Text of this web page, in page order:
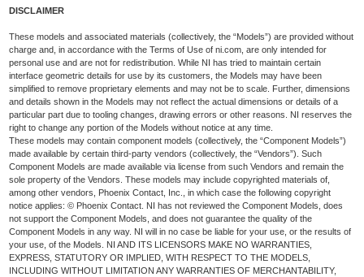
DISCLAIMER
These models and associated materials (collectively, the “Models”) are provided without
charge and, in accordance with the Terms of Use of ni.com, are only intended for
personal use and are not for redistribution. While NI has tried to maintain certain
interface geometric details for use by its customers, the Models may have been
simplified to remove proprietary elements and may not be to scale. Further, dimensions
and details shown in the Models may not reflect the actual dimensions or details of a
particular part due to tooling changes, drawing errors or other reasons. NI reserves the
right to change any portion of the Models without notice at any time.
These models may contain component models (collectively, the “Component Models”)
made available by certain third-party vendors (collectively, the “Vendors”). Such
Component Models are made available via license from such Vendors and remain the
sole property of the Vendors. These models may include copyrighted materials of,
among other vendors, Phoenix Contact, Inc., in which case the following copyright
notice applies: © Phoenix Contact. NI has not reviewed the Component Models, does
not support the Component Models, and does not guarantee the quality of the
Component Models in any way. NI will in no case be liable for your use, or the results of
your use, of the Models. NI AND ITS LICENSORS MAKE NO WARRANTIES,
EXPRESS, STATUTORY OR IMPLIED, WITH RESPECT TO THE MODELS,
INCLUDING WITHOUT LIMITATION ANY WARRANTIES OF MERCHANTABILITY,